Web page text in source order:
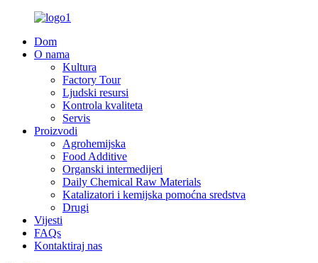
Dom
O nama
Kultura
Factory Tour
Ljudski resursi
Kontrola kvaliteta
Servis
Proizvodi
Agrohemijska
Food Additive
Organski intermedijeri
Daily Chemical Raw Materials
Katalizatori i kemijska pomoćna sredstva
Drugi
Vijesti
FAQs
Kontaktiraj nas